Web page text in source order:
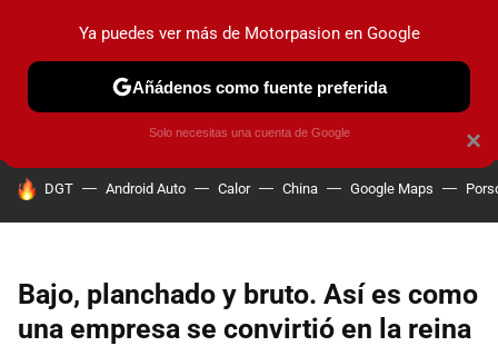
PRUEBAS COCHES ELÉCTRICOS OBSERVATORIO
HOY SE HABLA DE
DGT Android Auto Calor China Google Maps
Bajo, planchado y bruto. Así es como
una empresa se convirtió en la reina
×
Ya puedes ver más de Motorpasion en Google
Añádenos como fuente preferida
Solo necesitas una cuenta de Google